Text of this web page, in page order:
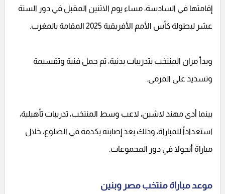
إقامتها في السادسة، مساء يوم الاثنين المقبل في دور الستة
عشر لبطولة كأس الأمم الأفريقية 2025 المقامة بالمغرب.
وبدأ مران المنتخب بتدريبات بدنية، ثم جمل فنية وتقسيمة
وتسديد على المرمى.
بينما أدى مهند لاشين، لاعب وسط المنتخب، تدريبات تأهيلية،
استعداداً للمباراة، وذلك بعد إصابته بكدمة في الضلوع، خلال
مباراة أنجولا في دور المجموعات.
موعد مباراة منتخب مصر وبنين